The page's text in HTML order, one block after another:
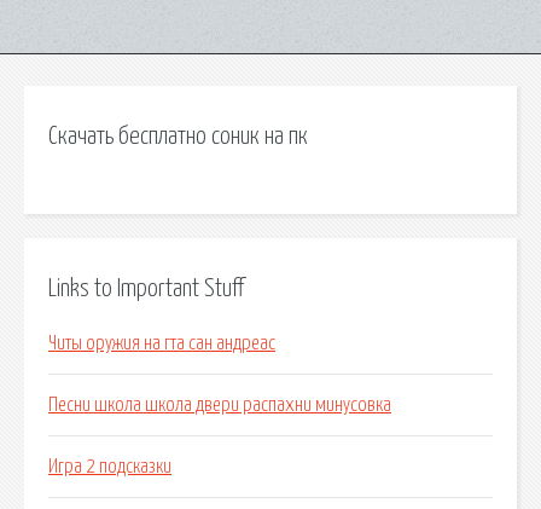
Скачать бесплатно соник на пк
Links to Important Stuff
Читы оружия на гта сан андреас
Песни школа школа двери распахни минусовка
Игра 2 подсказки